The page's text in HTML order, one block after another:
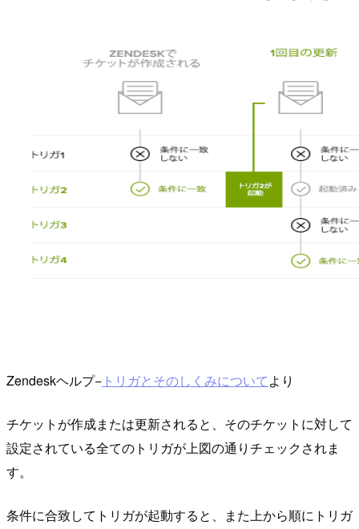
Zendeskヘルプ− トリガとそのしくみについてより
チケットが作成または更新されると、そのチケットに対して
設定されている全てのトリガが上図の通りチェックされま
す。
条件に合致してトリガが起動すると、また上から順にトリガ